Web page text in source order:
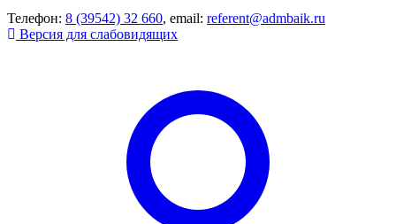
Телефон: 8 (39542) 32 660, email: referent@admbaik.ru
Версия для слабовидящих